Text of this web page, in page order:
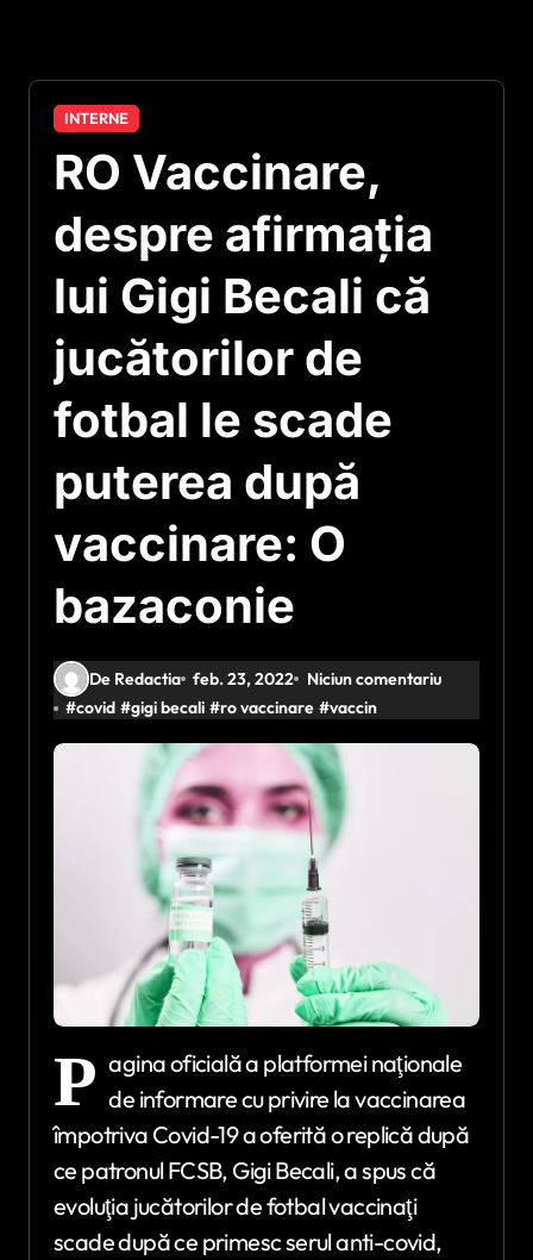
INTERNE
RO Vaccinare,
despre afirmaţia
lui Gigi Becali că
jucătorilor de
fotbal le scade
puterea după
vaccinare: O
bazaconie
De Redactia feb. 23, 2022
Niciun comentariu
#covid #gigi becali #ro vaccinare #vaccin
P agina oficială a platformei naţionale
de informare cu privire la vaccinarea
împotriva Covid-19 a oferită o replică după
ce patronul FCSB, Gigi Becali, a spus că
evoluţia jucătorilor de fotbal vaccinaţi
scade după ce primesc serul anti-covid,